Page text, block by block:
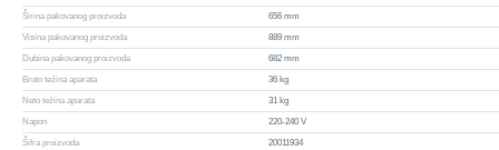
Širina pakovanog proizvoda 656 mm
Visina pakovanog proizvoda 889 mm
Dubina pakovanog proizvoda 682 mm
Bruto težina aparata 36 kg
Neto težina aparata 31 kg
Napon 220-240 V
Šifra proizvoda 20011934